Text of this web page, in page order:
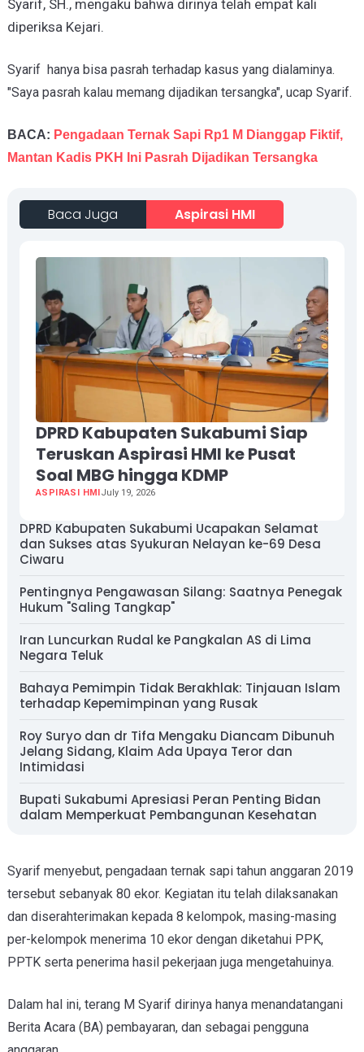
Syarif, SH., mengaku bahwa dirinya telah empat kali
diperiksa Kejari.
Syarif hanya bisa pasrah terhadap kasus yang dialaminya.
"Saya pasrah kalau memang dijadikan tersangka", ucap Syarif.
BACA: Pengadaan Ternak Sapi Rp1 M Dianggap Fiktif,
Mantan Kadis PKH Ini Pasrah Dijadikan Tersangka
Baca Juga Aspirasi HMI
DPRD Kabupaten Sukabumi Siap
Teruskan Aspirasi HMI ke Pusat
Soal MBG hingga KDMP
ASPIRASI HMIJuly 19, 2026
DPRD Kabupaten Sukabumi Ucapakan Selamat
dan Sukses atas Syukuran Nelayan ke-69 Desa
Ciwaru
Pentingnya Pengawasan Silang: Saatnya Penegak
Hukum "Saling Tangkap"
Iran Luncurkan Rudal ke Pangkalan AS di Lima
Negara Teluk
Bahaya Pemimpin Tidak Berakhlak: Tinjauan Islam
terhadap Kepemimpinan yang Rusak
Roy Suryo dan dr Tifa Mengaku Diancam Dibunuh
Jelang Sidang, Klaim Ada Upaya Teror dan
Intimidasi
Bupati Sukabumi Apresiasi Peran Penting Bidan
dalam Memperkuat Pembangunan Kesehatan
Syarif menyebut, pengadaan ternak sapi tahun anggaran 2019
tersebut sebanyak 80 ekor. Kegiatan itu telah dilaksanakan
dan diserahterimakan kepada 8 kelompok, masing-masing
per-kelompok menerima 10 ekor dengan diketahui PPK,
PPTK serta penerima hasil pekerjaan juga mengetahuinya.
Dalam hal ini, terang M Syarif dirinya hanya menandatangani
Berita Acara (BA) pembayaran, dan sebagai pengguna